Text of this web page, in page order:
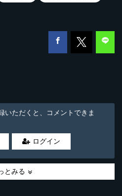
いただくと、コメントできま
ログイン
とみる